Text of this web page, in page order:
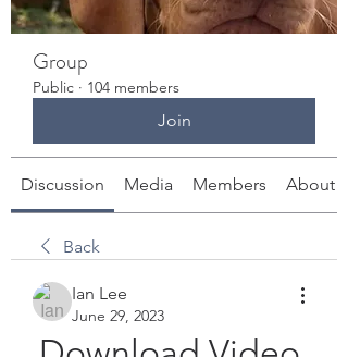
Group
Public · 104 members
Join
Discussion Media Members About
Back
Ian Lee
June 29, 2023